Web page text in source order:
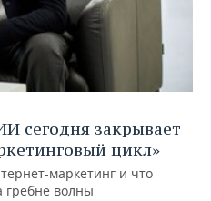
сегодня закрывает
цикл»
маркетинг и что
гребне волны